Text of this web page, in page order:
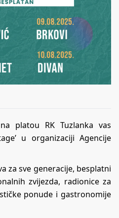
platou RK Tuzlanka vas
u organizaciji Agencije
za sve generacije, besplatni
zvijezda, radionice za
ponude i gastronomije